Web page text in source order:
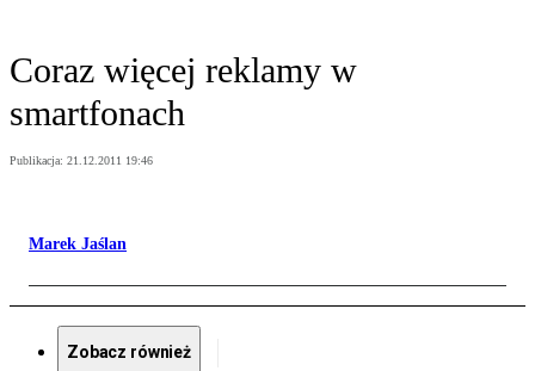
Coraz więcej reklamy w
smartfonach
Publikacja: 21.12.2011 19:46
Marek Jaślan
Zobacz również